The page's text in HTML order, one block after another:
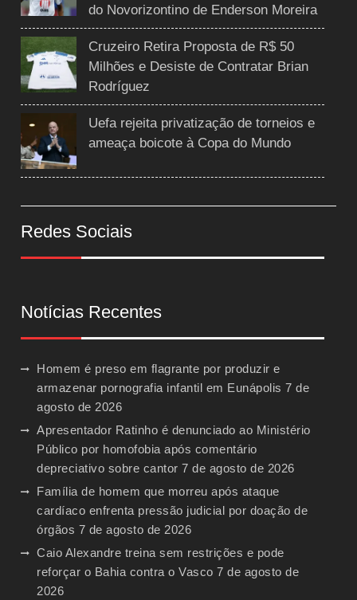
do Novorizontino de Enderson Moreira
Cruzeiro Retira Proposta de R$ 50
Milhões e Desiste de Contratar Brian
Rodríguez
Uefa rejeita privatização de torneios e
ameaça boicote à Copa do Mundo
Redes Sociais
Notícias Recentes
Homem é preso em flagrante por produzir e
armazenar pornografia infantil em Eunápolis 7 de
agosto de 2026
Apresentador Ratinho é denunciado ao Ministério
Público por homofobia após comentário
depreciativo sobre cantor 7 de agosto de 2026
Família de homem que morreu após ataque
cardíaco enfrenta pressão judicial por doação de
órgãos 7 de agosto de 2026
Caio Alexandre treina sem restrições e pode
reforçar o Bahia contra o Vasco 7 de agosto de
2026